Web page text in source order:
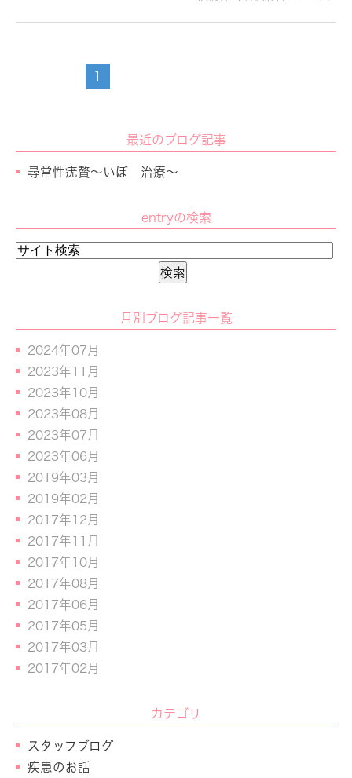
1
最近のブログ記事
尋常性疣贅～いぼ 治療～
entryの検索
月別ブログ記事一覧
2024年07月
2023年11月
2023年10月
2023年08月
2023年07月
2023年06月
2019年03月
2019年02月
2017年12月
2017年11月
2017年10月
2017年08月
2017年06月
2017年05月
2017年03月
2017年02月
カテゴリ
スタッフブログ
疾患のお話